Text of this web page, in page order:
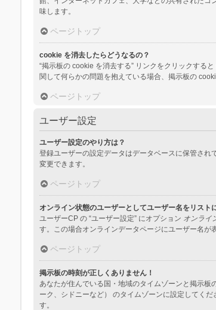
味します。
ページトップ
cookie を消去したらどうなるの？
“掲示板の cookie を消去する” リンクをクリックする
関して何らかの問題を抱えている場合、掲示板の
ページトップ
ユーザー設定
ユーザー設定のやり方は？
登録ユーザーの設定データはデータベースに保管さ
変更できます。
ページトップ
オンライン状態のユーザーとしてユーザー名をリスト
ユーザーCP の “ユーザー設定” にオプション オンライ
す。この場合オンラインデータページにユーザー名が
ページトップ
掲示板の時刻が正しくありません！
あなたが住んでいる国・地域のタイムゾーンと掲示
ーク、シドニーなど） のタイムゾーンに設定してく
す。